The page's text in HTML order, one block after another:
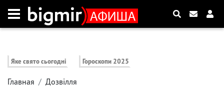
Яке свято сьогодні Гороскопи 2025
Главная Дозвілля